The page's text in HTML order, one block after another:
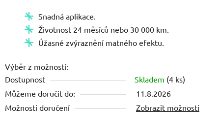
Snadná aplikace.
Životnost 24 měsíců nebo 30 000 km.
Úžasné zvýraznění matného efektu.
Výběr z možností:
Dostupnost
Skladem (4 ks)
Můžeme doručit do:
11.8.2026
Možnosti doručení
Zobrazit možnosti
hvězdiček.